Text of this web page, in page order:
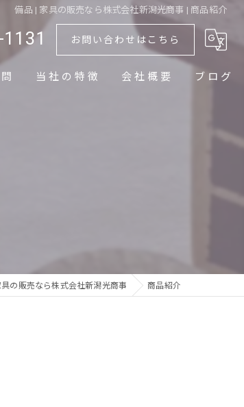
備品 | 家具の販売なら株式会社新潟光商事 | 商品紹介
お問い合わせはこちら
当社の特徴 会社概要 ブログ
具の販売なら株式会社新潟光商事 商品紹介